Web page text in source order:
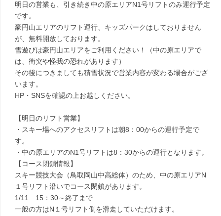
明日の営業も、引き続き中の原エリアN1号リフトのみ運行予定
です。
豪円山エリアのリフト運行、キッズパークはしておりません
が、無料開放しております。
雪遊びは豪円山エリアをご利用ください！（中の原エリアで
は、衝突や怪我の恐れがあります）
その後につきましても積雪状況で営業内容が変わる場合がござ
います。
HP・SNSを確認の上お越しください。
【明日のリフト営業】
・スキー場へのアクセスリフトは朝8：00からの運行予定で
す。
・中の原エリアのN1号リフトは8：30からの運行となります。
【コース閉鎖情報】
スキー競技大会（鳥取岡山中高総体）のため、中の原エリアN
１号リフト沿いでコース閉鎖があります。
1/11 15：30～終了まで
一般の方はN１号リフト側を滑走していただけます。